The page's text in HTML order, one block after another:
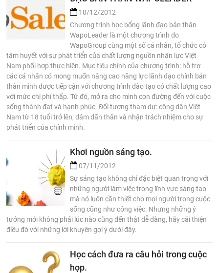
10/12/2012
Chương trình học bổng lãnh đạo bản thân
WapoLeader là một chương trình do
WapoGroup cùng một số cá nhân, tổ chức có
tâm huyết với sự phát triển của chất lượng nguồn nhân lực Việt
Nam phối hợp thực hiện. Mục tiêu chính của chương trình: hỗ trợ
các cá nhân có mong muốn nâng cao năng lực lãnh đạo chính bản
thân mình được tiếp cận với chương trình đào tạo có chất lượng cao
với mức chi phí thấp. Từ đó, mở ra cho mình con đường đến với cuộc
sống thành đạt và hạnh phúc. Đối tượng tham dự: công dân Việt
Nam từ 18 tuổi trở lên, dám dấn thân và nhận trách nhiệm cho sự
phát triển của chính mình.
Khơi nguồn sáng tạo.
07/11/2012
Sự sáng tạo không chỉ đặc biệt quan trọng với
những người làm việc trong lĩnh vực sáng tạo
mà nó luôn cần thiết cho mọi người trong cuộc
sống cũng như công việc. Nhưng những ý
tưởng mới không phải lúc nào cũng đến thật dễ dàng, hãy cải thiện
điều đó với những lời khuyên gợi ý dưới đây.
Học cách đưa ra câu hỏi trong cuộc
họp.